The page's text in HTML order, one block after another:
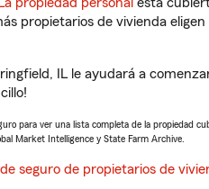
propietarios de vivienda
IL le ayudará a
para ver una lista completa de la propiedad
Market Intelligence y State Farm Archive.
seguro de propietarios de